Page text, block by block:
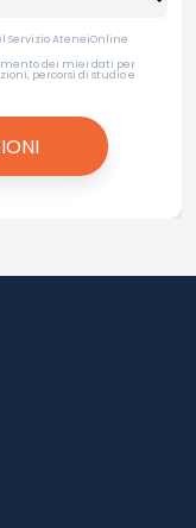
Servizio AteneiOnline
dei miei dati per
percorsi di studio e